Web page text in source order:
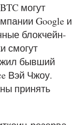
могут
Google и
блокчейн-
смогут
бывший
Вэй Чжоу.
принять